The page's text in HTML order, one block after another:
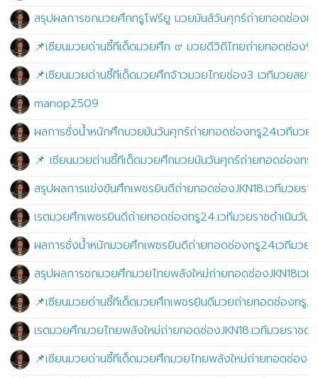
สรุปผลการชกมวยศึกทรูโฟร์ยู มวยมันส์วันศุกร์ถ่ายทอดช่อง
📌เซียนมวยด่านชี้ทีเด็ดมวยศึก ๙ มวยดีวิถีไทยถ่ายทอดช่อง
📌เซียนมวยด่านชี้ทีเด็ดมวยศึกจ้าวมวยไทยช่อง3 เวทีมวยสย
manop2509
ผลการชั่งน้ำหนักศึกมวยมันวันศุกร์ถ่ายทอดช่องทรู24เวทีมว
📌 เซียนมวยด่านชี้ทีเด็ดมวยศึกมวยมันวันศุกร์ถ่ายทอดช่องท
สรุปผลการแข่งขันศึกเพชรยินดีถ่ายทอดช่องJKN18.เวทีมวยร
เรตมวยศึกเพชรยินดีถ่ายทอดช่องทรู24.เวทีมวยราชดำเนินวั
ผลการชั่งน้ำหนักมวยศึกเพชรยินดีถ่ายทอดช่องทรู24เวทีมวย
สรุปผลการชกมวยศึกมวยไทยพลังใหม่ถ่ายทอดช่องJKN18เ
📌เซียนมวยด่านชี้ทีเด็ดมวยศึกเพชรยินดีมวยถ่ายทอดช่องทรู
เรตมวยศึกมวยไทยพลังใหม่ถ่ายทอดช่องJKN18.เวทีมวยราช
📌เซียนมวยด่านชี้ทีเด็ดมวยศึกมวยไทยพลังใหม่ถ่ายทอดช่อง